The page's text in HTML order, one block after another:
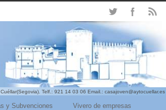
Telf.: 921 14 03 06 Email.: casajoven@aytocuellar.es
y Subvenciones Vivero de empresas